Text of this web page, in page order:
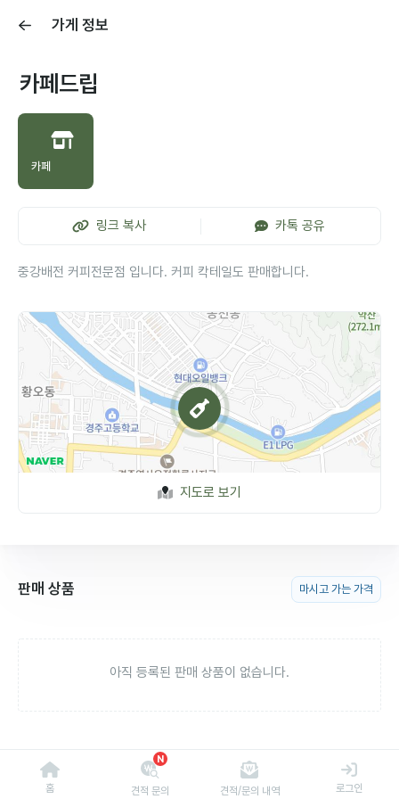
가게 정보
카페드립
카페
링크 복사 카톡 공유
중강배전 커피전문점 입니다. 커피 칵테일도 판매합니다.
지도로 보기
판매 상품 마시고 가는 가격
아직 등록된 판매 상품이 없습니다.
홈
N
견적 문의 견적/문의 내역 로그인